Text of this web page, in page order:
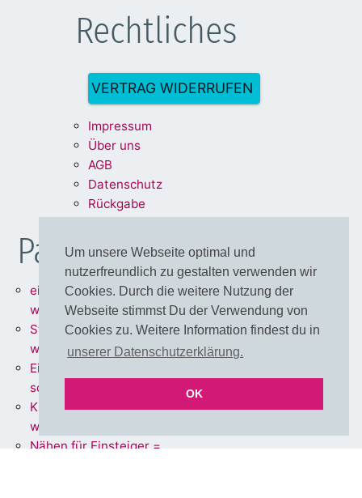
Um unsere Webseite optimal und
nutzerfreundlich zu gestalten verwenden wir
Cookies. Durch die weitere Nutzung der
Webseite stimmst Du der Verwendung von
Cookies zu. Weitere Information findest du in
unserer Datenschutzerklärung.
OK
Rechtliches
VERTRAG WIDERRUFEN
Impressum
Über uns
AGB
Datenschutz
Rückgabe
Partnershops
einfärbbare Meterware =
www.stoff.love
Stoffe + Schnittmuster =
www.schnoffle.de
Eigene Stoffe = www.stoff-
schmie.de
Kissen Made in Germany =
www.kissen.love
Nähen für Einsteiger =